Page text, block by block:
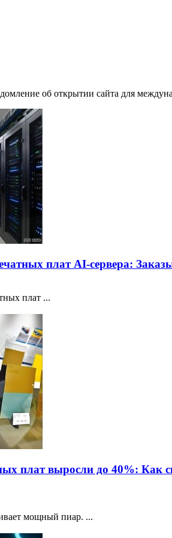
об открытии сайта для
плат AI-сервера:
плат ...
плат выросли до 40%: Как
мощный пиар. ...